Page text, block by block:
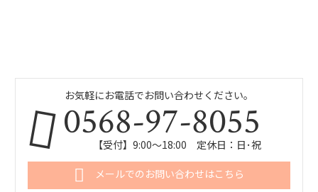
お気軽にお電話でお問い合わせください。
0568-97-8055
【受付】9:00～18:00 定休日：日･祝
メールでのお問い合わせはこちら